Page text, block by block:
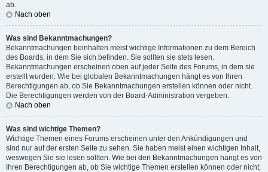
ab.
Nach oben
Was sind Bekanntmachungen?
Bekanntmachungen beinhalten meist wichtige Informationen zu dem Bereich
des Boards, in dem Sie sich befinden. Sie sollten sie stets lesen.
Bekanntmachungen erscheinen oben auf jeder Seite des Forums, in dem sie
erstellt wurden. Wie bei globalen Bekanntmachungen hängt es von Ihren
Berechtigungen ab, ob Sie Bekanntmachungen erstellen können oder nicht.
Die Berechtigungen werden von der Board-Administration vergeben.
Nach oben
Was sind wichtige Themen?
Wichtige Themen eines Forums erscheinen unter den Ankündigungen und
sind nur auf der ersten Seite zu sehen. Sie haben meist einen wichtigen Inhalt,
weswegen Sie sie lesen sollten. Wie bei den Bekanntmachungen hängt es von
Ihren Berechtigungen ab, ob Sie wichtige Themen erstellen können oder nicht;